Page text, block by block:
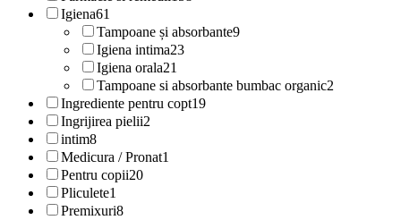
Igiena61
Tampoane și absorbante9
Igiena intima23
Igiena orala21
Tampoane si absorbante bumbac organic2
Ingrediente pentru copt19
Ingrijirea pielii2
intim8
Medicura / Pronat1
Pentru copii20
Pliculete1
Premixuri8